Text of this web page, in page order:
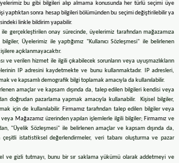
bu gibi bilgileri alıp almama konusunda her türlü seçimi üye
yaptıktan sonra hesap bilgileri bölümünden bu seçimi değiştirilebilir ya
linkle bildirim yapabilir.
gerçekleştirilen onay sürecinde, üyelerimiz tarafından mağazamıza
Üyelerimiz ile yaptığımız "Kullanıcı Sözleşmesi" ile belirlenen
açıklanmayacaktır.
ve verilen hizmet ile ilgili çıkabilecek sorunların veya uyuşmazlıkların
IP adresini kaydetmekte ve bunu kullanmaktadır. IP adresleri,
ve kapsamlı demografik bilgi toplamak amacıyla da kullanılabilir.
amaçlar ve kapsam dışında da, talep edilen bilgileri kendisi veya
doğrudan pazarlama yapmak amacıyla kullanabilir. Kişisel bilgiler,
için de kullanılabilir. Firmamıztarafından talep edilen bilgiler veya
veya Mağazamız üzerinden yapılan işlemlerle ilgili bilgiler; Firmamız ve
"Üyelik Sözleşmesi" ile belirlenen amaçlar ve kapsam dışında da,
istatistiksel değerlendirmeler, veri tabanı oluşturma ve pazar
ve gizli tutmayı, bunu bir sır saklama yükümü olarak addetmeyi ve